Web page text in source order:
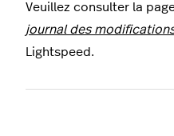
Veuillez consulter la
journal des
Lightspeed.